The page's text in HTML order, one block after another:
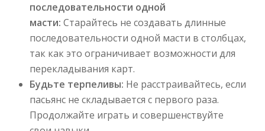
последовательности одной
масти: Старайтесь не создавать длинные
последовательности одной масти в столбцах,
так как это ограничивает возможности для
перекладывания карт.
Будьте терпеливы: Не расстраивайтесь, если
пасьянс не складывается с первого раза.
Продолжайте играть и совершенствуйте